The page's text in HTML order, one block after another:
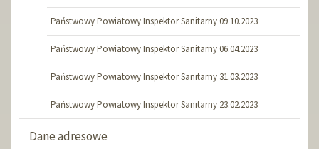
Państwowy Powiatowy Inspektor Sanitarny 09.10.2023
Państwowy Powiatowy Inspektor Sanitarny 06.04.2023
Państwowy Powiatowy Inspektor Sanitarny 31.03.2023
Państwowy Powiatowy Inspektor Sanitarny 23.02.2023
Dane adresowe